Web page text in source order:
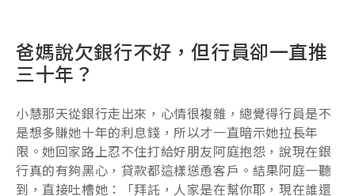
爸媽說欠銀行不好，但行員卻一直推
三十年？
小慧那天從銀行走出來，心情很複雜，總覺得行員是不
是想多賺她十年的利息錢，所以才一直暗示她拉長年
限。她回家路上忍不住打給好朋友阿庭抱怨，說現在銀
行真的有夠黑心，貸款都這樣慫恿客戶。結果阿庭一聽
到，直接吐槽她：「拜託，人家是在幫你耶，現在誰還